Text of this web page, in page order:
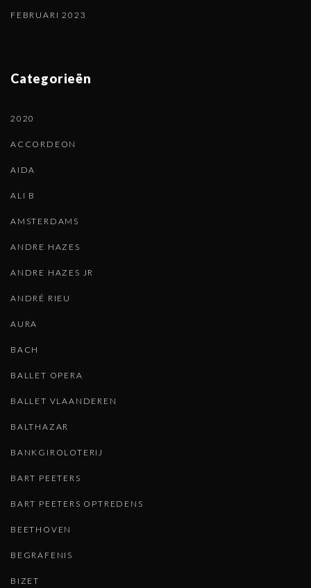
FEBRUARI 2023
Categorieën
2020
ACCORDEON
AIDA
ALI B
AMSTERDAMS
ANDRE HAZES
ANDRE HAZES JR
ANDRÉ RIEU
AURA
BACH
BALLET OPERA
BALLET VLAANDEREN
BALTHAZAR
BANKGIROLOTERIJ
BART PEETERS
BART PEETERS OPTREDENS
BEETHOVEN
BEGRAFENIS
BIZET